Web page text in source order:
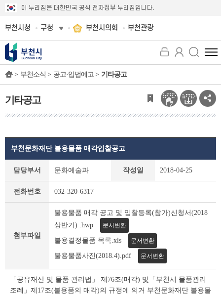
이 누리집은 대한민국 공식 전자정부 누리집입니다.
부천시청 구청 부천시의회 부천관광
전
체
뉴
보
기
> 부천소식 > 공고·입법예고 > 기타공고
기타공고
상
부천문화재단 불용물품 매각입찰공고
담당부서 문화예술과 작성일 2018-04-25
전화번호 032-320-6317
첨부파일
불용물품 매각 공고 및 입찰등록(참가)신청서(2018
상반기) .hwp
문서변환
불용결정물품 목록.xls 문서변환
불용물품사진(2018.4).pdf 문서변환
「공유재산 및 물품 관리법」 제76조(매각) 및「부천시 물품관리
조례」제17조(불용품의 매각)의 규정에 의거 부천문화재단 불용물